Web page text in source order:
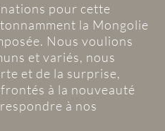
pour cette
la Mongolie
Nous voulions
et variés, nous
et de la surprise,
à la nouveauté
à nos